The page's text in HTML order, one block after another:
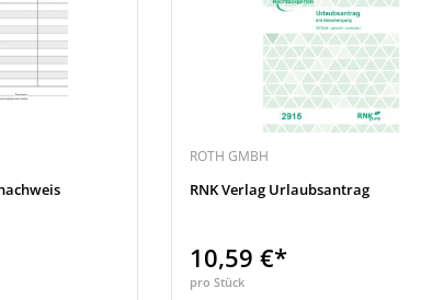
ROTH GMBH
RNK Verlag Urlaubsantrag
10,59 €*
pro Stück